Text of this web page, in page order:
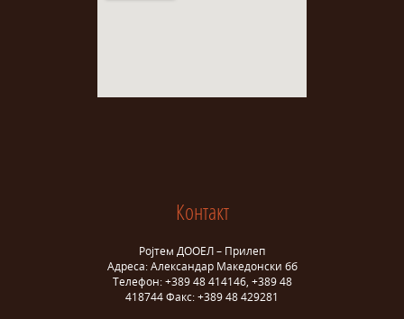
Контакт
Ројтем ДООЕЛ – Прилеп
Адреса: Александар Македонски бб
Телефон: +389 48 414146, +389 48
418744 Факс: +389 48 429281